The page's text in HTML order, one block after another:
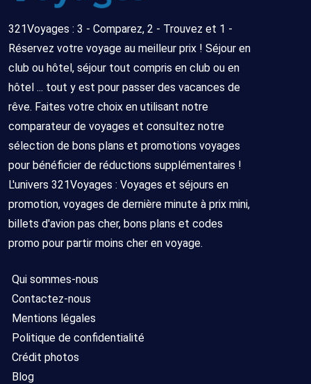
321Voyages : 3 - Comparez, 2 - Trouvez et 1 -
Réservez votre voyage au meilleur prix ! Séjour en
club ou hôtel, séjour tout compris en club ou en
hôtel ... tout y est pour passer des vacances de
rêve. Faites votre choix en utilisant notre
comparateur de voyages et consultez notre
sélection de bons plans et promotions voyages
pour bénéficier de réductions supplémentaires !
L'univers 321Voyages : Voyages et séjours en
promotion, voyages de dernière minute à prix mini,
billets d'avion pas cher, bons plans et codes
promo pour partir moins cher en voyage.
Qui sommes-nous
Contactez-nous
Mentions légales
Politique de confidentialité
Crédit photos
Blog